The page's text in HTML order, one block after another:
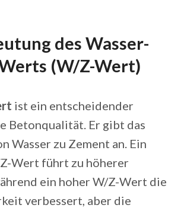
des Wasser-
(W/Z-Wert)
ist ein entscheidender
Betonqualität. Er gibt das
Wasser zu Zement an. Ein
Wert führt zu höherer
ein hoher W/Z-Wert die
verbessert, aber die